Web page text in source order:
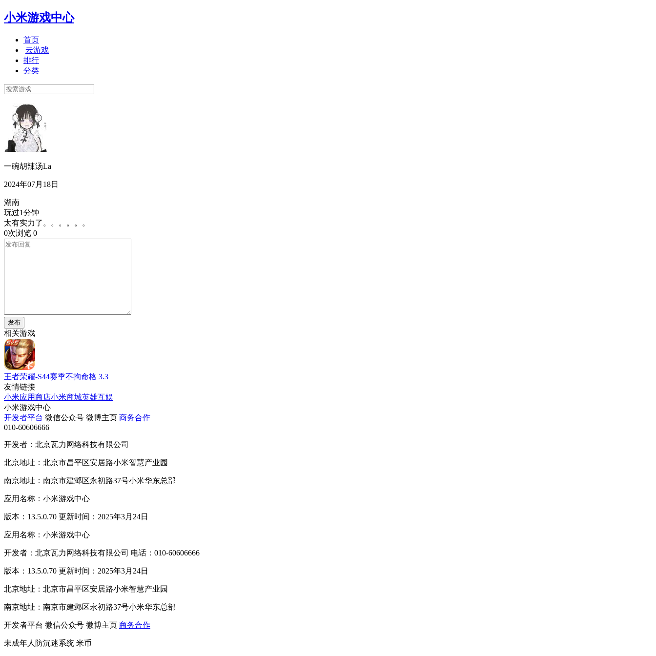
小米游戏中心
首页
云游戏
排行
分类
一碗胡辣汤La
2024年07月18日
湖南
玩过1分钟
太有实力了。。。。。。
0次浏览 0
发布
相关游戏
王者荣耀-S44赛季不拘命格 3.3
友情链接
小米应用商店小米商城英雄互娱
小米游戏中心
开发者平台 微信公众号 微博主页 商务合作
010-60606666
开发者：北京瓦力网络科技有限公司
北京地址：北京市昌平区安居路小米智慧产业园
南京地址：南京市建邺区永初路37号小米华东总部
应用名称：小米游戏中心
版本：13.5.0.70 更新时间：2025年3月24日
应用名称：小米游戏中心
开发者：北京瓦力网络科技有限公司 电话：010-60606666
版本：13.5.0.70 更新时间：2025年3月24日
北京地址：北京市昌平区安居路小米智慧产业园
南京地址：南京市建邺区永初路37号小米华东总部
开发者平台 微信公众号 微博主页 商务合作
未成年人防沉迷系统 米币